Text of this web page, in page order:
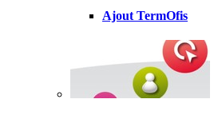
Ajout TermOfis